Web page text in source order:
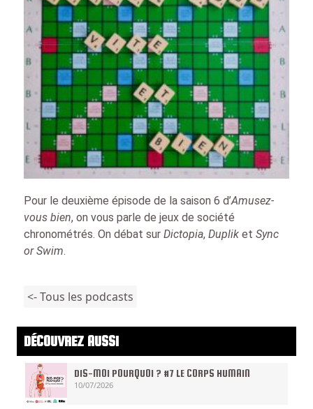
Pour le deuxième épisode de la saison 6 d’Amusez-
vous bien, on vous parle de jeux de société
chronométrés. On débat sur Dictopia, Duplik et Sync
or Swim.
<- Tous les podcasts
DÉCOUVREZ AUSSI
DIS-MOI POURQUOI ? #7 LE CORPS HUMAIN
10/07/2026